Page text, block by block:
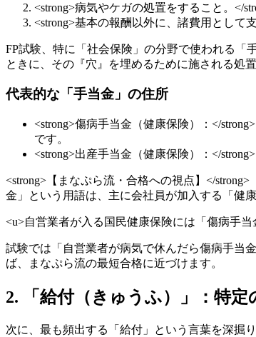
<strong>病気やケガの処置をすること。</
<strong>基本の報酬以外に、諸費用として
FP試験、特に「社会保険」の分野で使われる「
ときに、その『穴』を埋めるために施される処
代表的な「手当金」の住所
<strong>傷病手当金（健康保険）：</
です。
<strong>出産手当金（健康保険）：</
<strong>【まなぷら流・合格への視点】</
金」という用語は、主に会社員が加入する「健
<u>自営業者が入る国民健康保険には「傷病手
試験では「自営業者が病気で休んだら傷病手当
ば、まなぷら流の最短合格に近づけます。
2. 「給付（きゅうふ）」：特
次に、最も頻出する「給付」という言葉を深掘り